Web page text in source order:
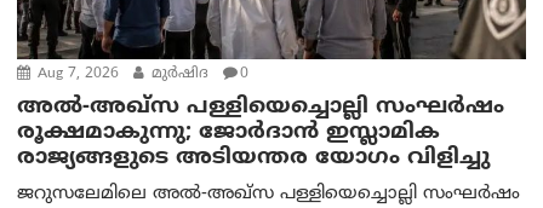
Aug 7, 2026 മുര്‍ഷിദ 0
അൽ-അഖ്‌സ പള്ളിയെച്ചൊല്ലി സംഘർഷം
രൂക്ഷമാകുന്നു; ജോർദാൻ ഇസ്ലാമിക
രാജ്യങ്ങളുടെ അടിയന്തര യോഗം വിളിച്ചു
ജറുസലേമിലെ അൽ-അഖ്‌സ പള്ളിയെച്ചൊല്ലി സംഘർഷം